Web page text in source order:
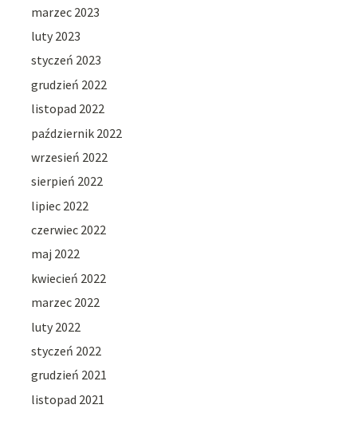
marzec 2023
luty 2023
styczeń 2023
grudzień 2022
listopad 2022
październik 2022
wrzesień 2022
sierpień 2022
lipiec 2022
czerwiec 2022
maj 2022
kwiecień 2022
marzec 2022
luty 2022
styczeń 2022
grudzień 2021
listopad 2021